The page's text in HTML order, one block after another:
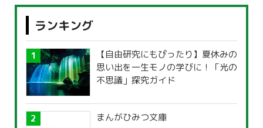
ランキング
【自由研究にもぴったり】夏休みの
思い出を一生モノの学びに！「光の
不思議」探究ガイド
まんがひみつ文庫